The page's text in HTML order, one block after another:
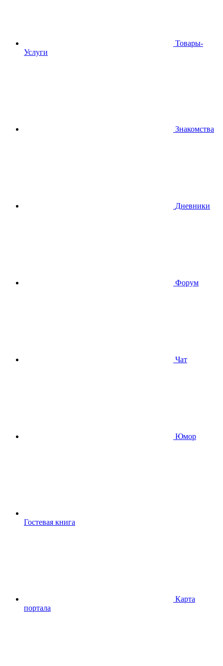
Товары-
Услуги
Знакомства
Дневники
Форум
Чат
Юмор
Гостевая книга
Карта
портала